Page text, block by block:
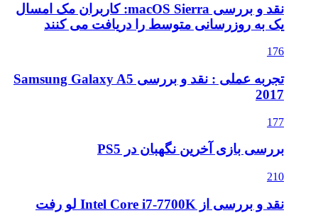
نقد و بررسی macOS Sierra: کاربران مک امسال
یک به روزرسانی متوسط را دریافت می کنند
176
تجربه عملی : نقد و بررسی Samsung Galaxy A5
2017
177
بررسی بازی آخرین نگهبان در PS5
210
نقد و بررسی از Intel Core i7-7700K لو رفت